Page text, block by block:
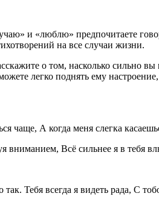
и «люблю» предпочитаете
на все случаи жизни.
о том, насколько сильно
легко поднять ему
чаще, А когда меня слегка
вниманием, Всё сильнее я в
Тебя всегда я видеть рада, С